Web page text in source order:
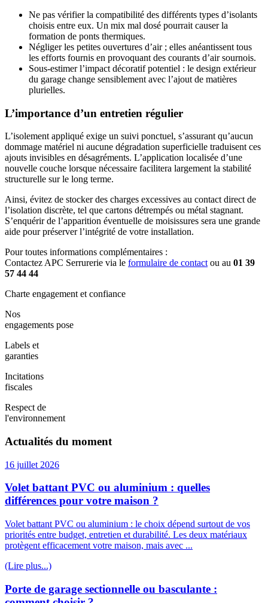
Ne pas vérifier la compatibilité des différents types d’isolants
choisis entre eux. Un mix mal dosé pourrait causer la
formation de ponts thermiques.
Négliger les petites ouvertures d’air ; elles anéantissent tous
les efforts fournis en provoquant des courants d’air sournois.
Sous-estimer l’impact décoratif potentiel : le design extérieur
du garage change sensiblement avec l’ajout de matières
plurielles.
L’importance d’un entretien régulier
L’isolement appliqué exige un suivi ponctuel, s’assurant qu’aucun
dommage matériel ni aucune dégradation superficielle traduisent ces
ajouts invisibles en désagréments. L’application localisée d’une
nouvelle couche lorsque nécessaire facilitera largement la stabilité
structurelle sur le long terme.
Ainsi, évitez de stocker des charges excessives au contact direct de
l’isolation discrète, tel que cartons détrempés ou métal stagnant.
S’enquérir de l’apparition éventuelle de moisissures sera une grande
aide pour préserver l’intégrité de votre installation.
Pour toutes informations complémentaires :
Contactez APC Serrurerie via le formulaire de contact ou au 01 39
57 44 44
Charte engagement et confiance
Nos
engagements pose
Labels et
garanties
Incitations
fiscales
Respect de
l'environnement
Actualités du moment
16 juillet 2026
Volet battant PVC ou aluminium : quelles
différences pour votre maison ?
Volet battant PVC ou aluminium : le choix dépend surtout de vos
priorités entre budget, entretien et durabilité. Les deux matériaux
protègent efficacement votre maison, mais avec ...
(Lire plus...)
Porte de garage sectionnelle ou basculante :